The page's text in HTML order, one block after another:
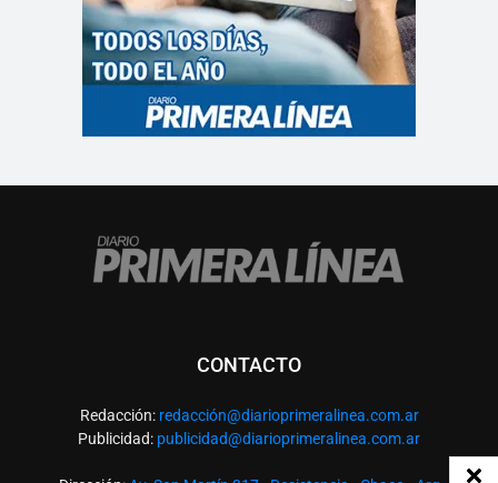
CONTACTO
Redacción: redacción@diarioprimeralinea.com.ar
Publicidad: publicidad@diarioprimeralinea.com.ar